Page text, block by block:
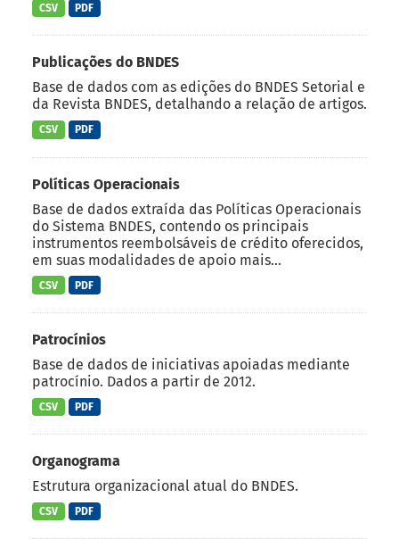
CSV PDF
Publicações do BNDES
Base de dados com as edições do BNDES Setorial e
da Revista BNDES, detalhando a relação de artigos.
CSV PDF
Políticas Operacionais
Base de dados extraída das Políticas Operacionais
do Sistema BNDES, contendo os principais
instrumentos reembolsáveis de crédito oferecidos,
em suas modalidades de apoio mais...
CSV PDF
Patrocínios
Base de dados de iniciativas apoiadas mediante
patrocínio. Dados a partir de 2012.
CSV PDF
Organograma
Estrutura organizacional atual do BNDES.
CSV PDF